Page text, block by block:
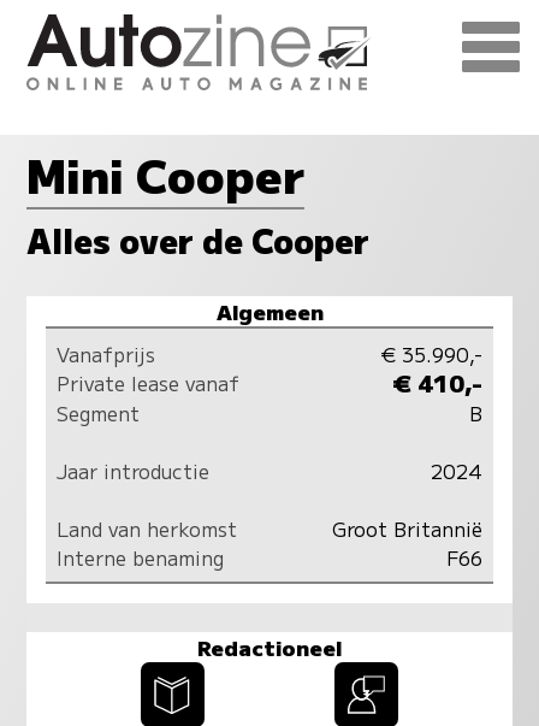
Mini Cooper
Alles over de Cooper
Algemeen
Vanafprijs
€ 35.990,-
Private lease vanaf
€ 410,-
Segment
B
Jaar introductie
2024
Land van herkomst
Groot Britannië
Interne benaming
F66
Redactioneel